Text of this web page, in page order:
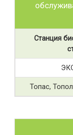
Станция
Топас,